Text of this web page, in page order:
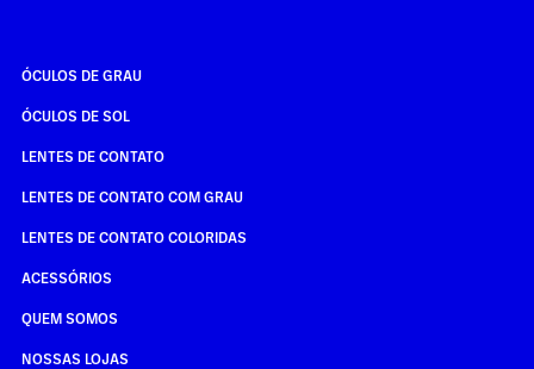
ÓCULOS DE GRAU
ÓCULOS DE SOL
LENTES DE CONTATO
LENTES DE CONTATO COM GRAU
LENTES DE CONTATO COLORIDAS
ACESSÓRIOS
QUEM SOMOS
NOSSAS LOJAS